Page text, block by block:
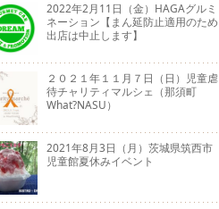
2022年2月11日（金）HAGAグルミ
ネーション【まん延防止適用のため
出店は中止します】
２０２１年１１月７日（日）児童虐
待チャリティマルシェ（那須町
What?NASU）
2021年8月3日（月）茨城県筑西市
児童館夏休みイベント